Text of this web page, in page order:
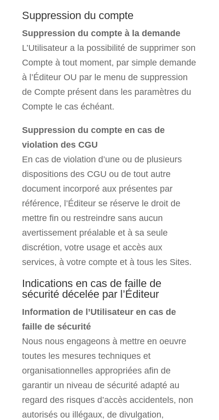
Suppression du compte
Suppression du compte à la demande
L’Utilisateur a la possibilité de supprimer son
Compte à tout moment, par simple demande
à l’Éditeur OU par le menu de suppression
de Compte présent dans les paramètres du
Compte le cas échéant.
Suppression du compte en cas de
violation des CGU
En cas de violation d’une ou de plusieurs
dispositions des CGU ou de tout autre
document incorporé aux présentes par
référence, l’Éditeur se réserve le droit de
mettre fin ou restreindre sans aucun
avertissement préalable et à sa seule
discrétion, votre usage et accès aux
services, à votre compte et à tous les Sites.
Indications en cas de faille de
sécurité décelée par l’Éditeur
Information de l’Utilisateur en cas de
faille de sécurité
Nous nous engageons à mettre en oeuvre
toutes les mesures techniques et
organisationnelles appropriées afin de
garantir un niveau de sécurité adapté au
regard des risques d’accès accidentels, non
autorisés ou illégaux, de divulgation,